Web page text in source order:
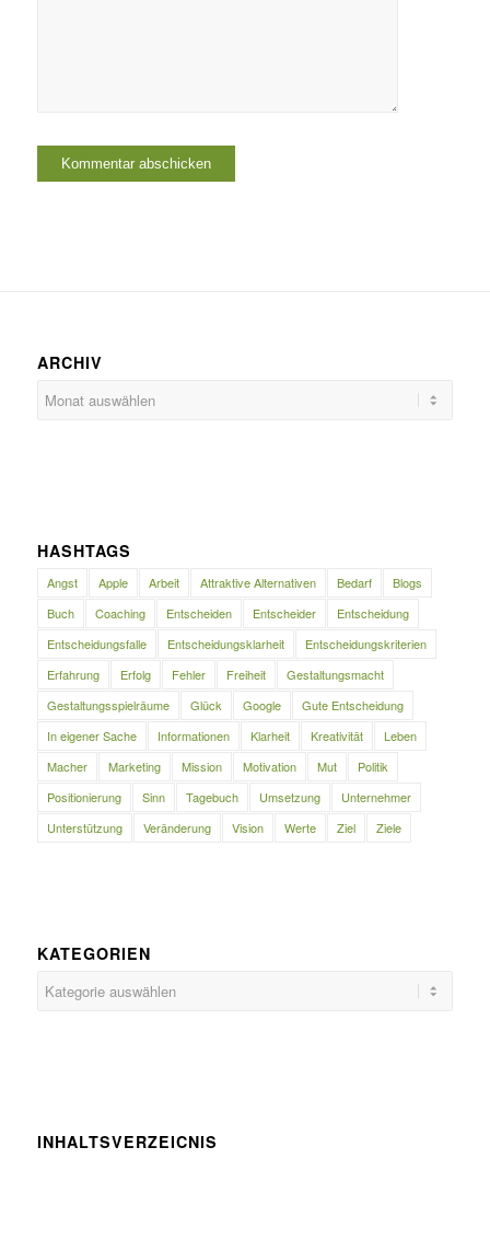
ARCHIV
HASHTAGS
Angst Apple Arbeit Attraktive Alternativen Bedarf
Blogs
Buch
Coaching Entscheiden Entscheider
Entscheidung
Entscheidungsfalle
Entscheidungsklarheit
Entscheidungskriterien
Erfahrung
Erfolg Fehler Freiheit
Gestaltungsmacht
Gestaltungsspielräume
Glück Google
Gute Entscheidung
In eigener Sache
Informationen Klarheit Kreativität
Leben
Macher
Marketing Mission Motivation Mut
Politik
Positionierung
Sinn Tagebuch Umsetzung
Unternehmer
Unterstützung
Veränderung Vision Werte Ziel Ziele
KATEGORIEN
INHALTSVERZEICNIS